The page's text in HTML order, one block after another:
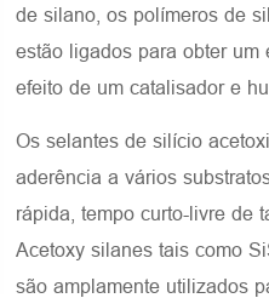
de silano, os polímeros de
estão ligados para obter
efeito de um catalisador e
Os selantes de silício
aderência a vários
rápida, tempo curto-livre de
Acetoxy silanes tais como
são amplamente utilizados